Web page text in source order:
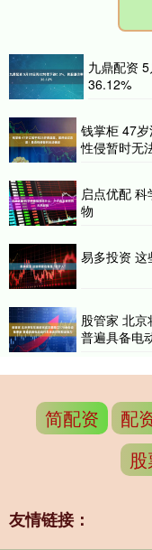
九鼎配资
36.12%
钱掌柜 47
性侵暂时无
启点优配
物
易多投资 这
股管家 北
普遍具备电
简配资 配
友情链接：